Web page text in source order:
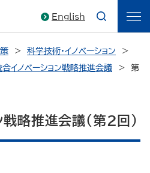
English
科学技術・イノベーション
合イノベーション戦略推進会議
第
略推進会議（第2回）